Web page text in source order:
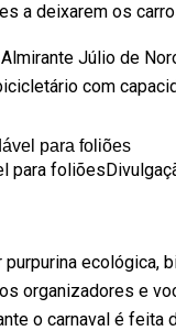
a deixarem os
Júlio de
com
para foliões
ecológica,
organizadores e
o carnaval é